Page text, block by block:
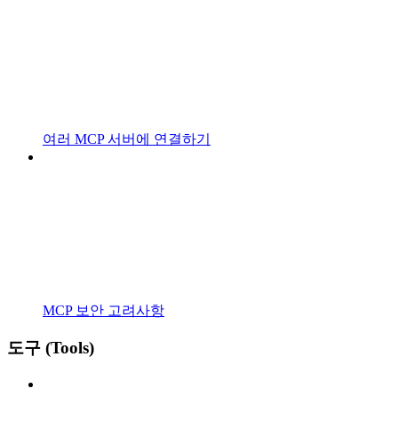
여러 MCP 서버에 연결하기
MCP 보안 고려사항
도구 (Tools)